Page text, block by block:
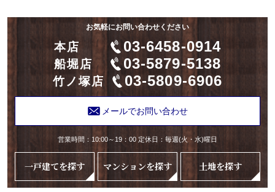
お気軽にお問い合わせください
本店 03-6458-0914
船堀店 03-5879-5138
竹ノ塚店 03-5809-6906
メールでお問い合わせ
営業時間：10:00～19：00 定休日：毎週(火・水)曜日
一戸建てを探す マンションを探す 土地を探す